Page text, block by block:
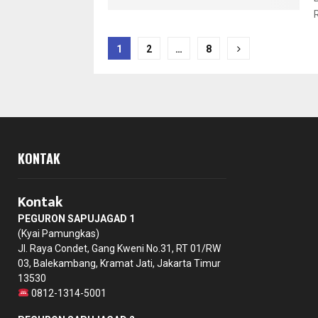
Posts
1 2 … 8
KONTAK
Kontak
PEGURON SAPUJAGAD 1
(Kyai Pamungkas)
Jl. Raya Condet, Gang Kweni No.31, RT 01/RW
03, Balekambang, Kramat Jati, Jakarta Timur
13530
0812-1314-5001